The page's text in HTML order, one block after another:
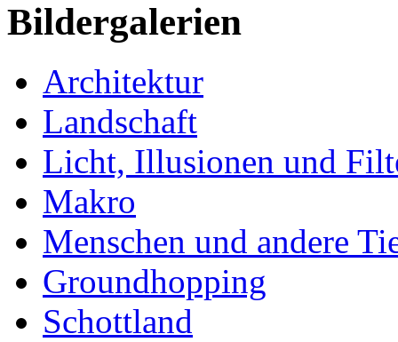
Bildergalerien
Architektur
Landschaft
Licht, Illusionen und
Makro
Menschen und andere
Groundhopping
Schottland